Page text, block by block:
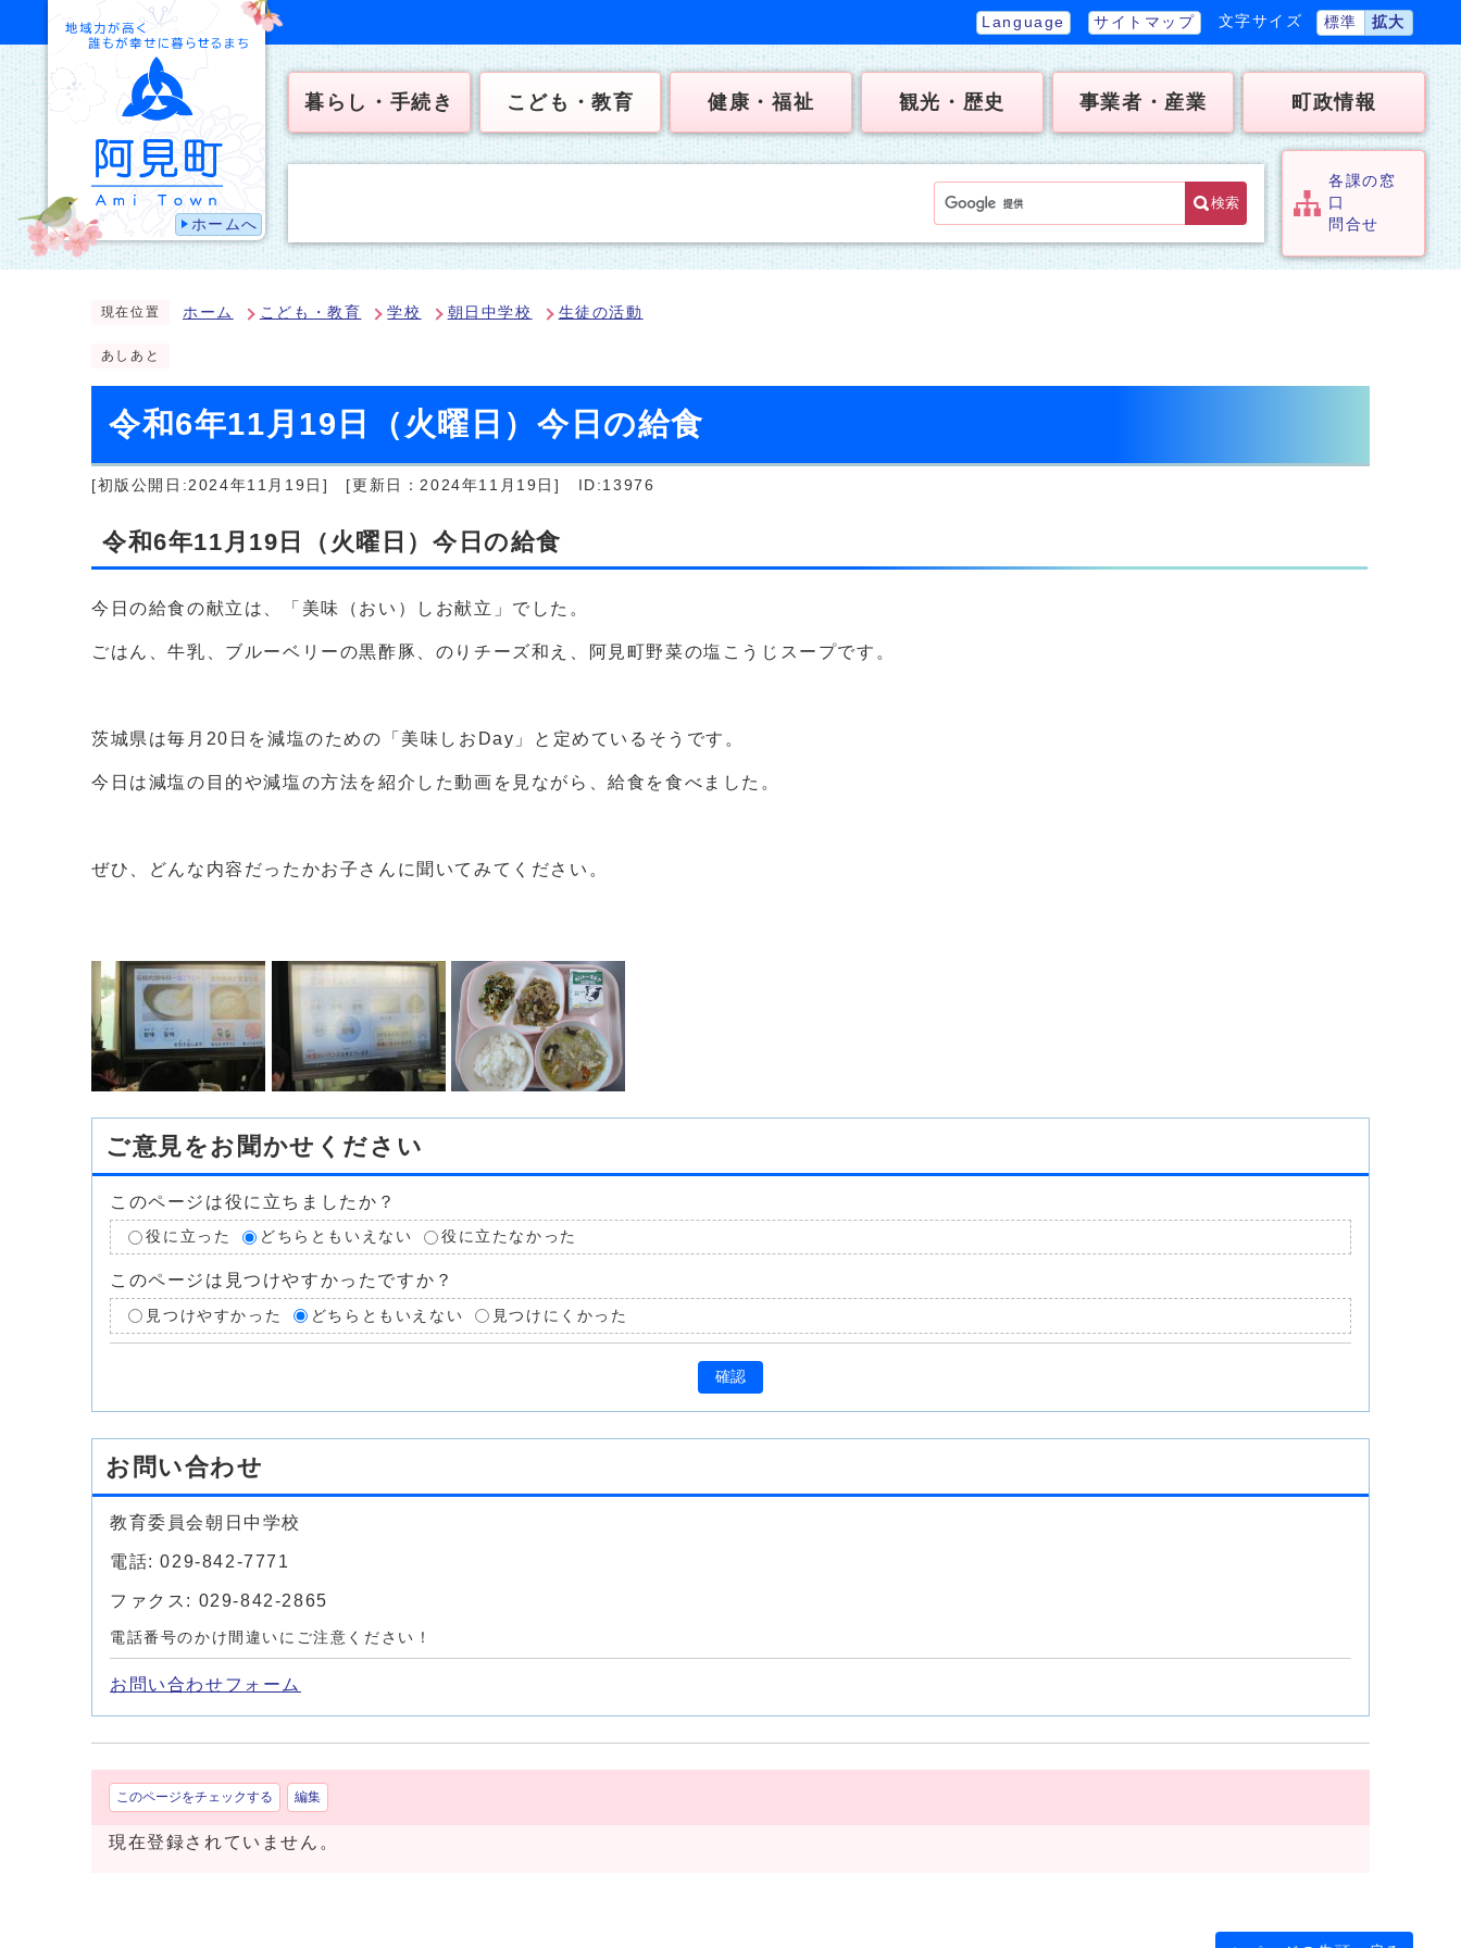
ホームへ
Language サイトマップ 文字サイズ 標準 拡大
暮らし・手続き こども・教育 健康・福祉 観光・歴史 事業者・産業 町政情報
検索
各課の窓
口
問合せ
現在位置 ホーム こども・教育 学校 朝日中学校 生徒の活動
あしあと
令和6年11月19日（火曜日）今日の給食
[初版公開日:2024年11月19日] [更新日：2024年11月19日] ID:13976
令和6年11月19日（火曜日）今日の給食
今日の給食の献立は、「美味（おい）しお献立」でした。
ごはん、牛乳、ブルーベリーの黒酢豚、のりチーズ和え、阿見町野菜の塩こうじスープです。
茨城県は毎月20日を減塩のための「美味しおDay」と定めているそうです。
今日は減塩の目的や減塩の方法を紹介した動画を見ながら、給食を食べました。
ぜひ、どんな内容だったかお子さんに聞いてみてください。
ご意見をお聞かせください
このページは役に立ちましたか？
役に立った どちらともいえない 役に立たなかった
このページは見つけやすかったですか？
見つけやすかった どちらともいえない 見つけにくかった
確認
お問い合わせ
教育委員会朝日中学校
電話: 029-842-7771
ファクス: 029-842-2865
電話番号のかけ間違いにご注意ください！
お問い合わせフォーム
このページをチェックする 編集
現在登録されていません。